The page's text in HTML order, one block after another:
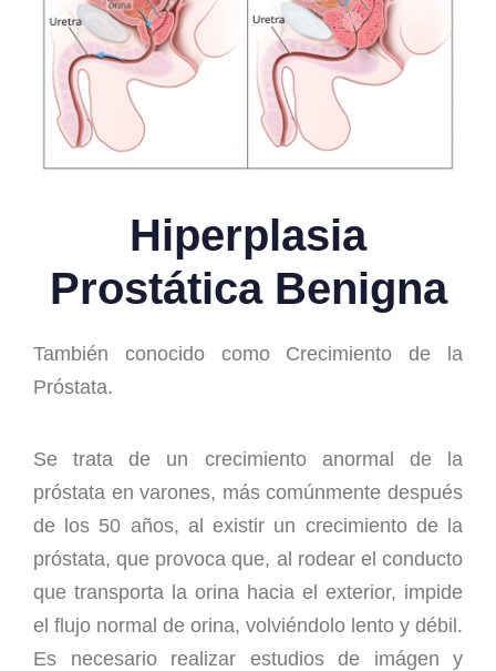
Hiperplasia
Prostática Benigna
También conocido como Crecimiento de la
Próstata.
Se trata de un crecimiento anormal de la
próstata en varones, más comúnmente después
de los 50 años, al existir un crecimiento de la
próstata, que provoca que, al rodear el conducto
que transporta la orina hacia el exterior, impide
el flujo normal de orina, volviéndolo lento y débil.
Es necesario realizar estudios de imágen y